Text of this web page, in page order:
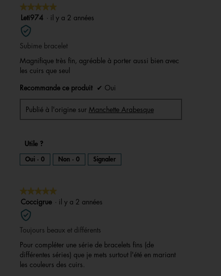
★★★★★
★★★★★
sur
5
étoiles.
Leti974 · il y a 2 années
Subime bracelet
Magnifique très fin, agréable à porter aussi bien avec
les cuirs que seul
Recommande ce produit ✔ Oui
Publié à l'origine sur Manchette Arabesque
Utile ?
Oui · 0 Non · 0 Signaler
★★★★★
★★★★★
5
sur
5
étoiles.
Coccigrue · il y a 2 années
Toujours beaux et différents
Pour compléter une série de bracelets fins (de
différentes séries) que je mets surtout l'été en mariant
les couleurs des cuirs.